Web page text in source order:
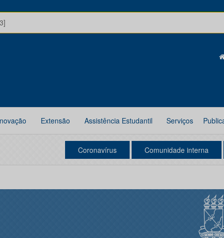
Extensão Assistência Estudantil Serviços
Coronavírus Comunidade interna